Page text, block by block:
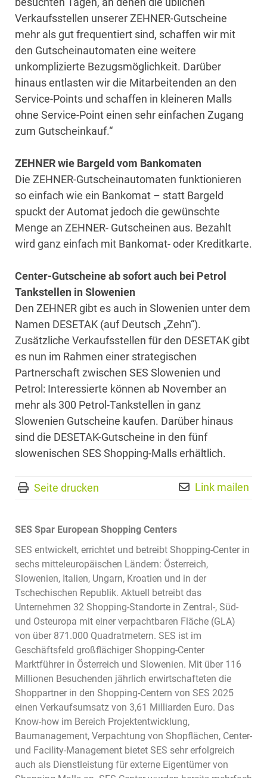
Verkaufsstellen unserer ZEHNER-Gutscheine
mehr als gut frequentiert sind, schaffen wir mit
den Gutscheinautomaten eine weitere
unkomplizierte Bezugsmöglichkeit. Darüber
hinaus entlasten wir die Mitarbeitenden an den
Service-Points und schaffen in kleineren Malls
ohne Service-Point einen sehr einfachen Zugang
zum Gutscheinkauf.“
ZEHNER wie Bargeld vom Bankomaten
Die ZEHNER-Gutscheinautomaten funktionieren
so einfach wie ein Bankomat – statt Bargeld
spuckt der Automat jedoch die gewünschte
Menge an ZEHNER- Gutscheinen aus. Bezahlt
wird ganz einfach mit Bankomat- oder Kreditkarte.
Center-Gutscheine ab sofort auch bei Petrol
Tankstellen in Slowenien
Den ZEHNER gibt es auch in Slowenien unter dem
Namen DESETAK (auf Deutsch „Zehn“).
Zusätzliche Verkaufsstellen für den DESETAK gibt
es nun im Rahmen einer strategischen
Partnerschaft zwischen SES Slowenien und
Petrol: Interessierte können ab November an
mehr als 300 Petrol-Tankstellen in ganz
Slowenien Gutscheine kaufen. Darüber hinaus
sind die DESETAK-Gutscheine in den fünf
slowenischen SES Shopping-Malls erhältlich.
Seite drucken Link mailen
SES Spar European Shopping Centers
SES entwickelt, errichtet und betreibt Shopping-Center in
sechs mitteleuropäischen Ländern: Österreich,
Slowenien, Italien, Ungarn, Kroatien und in der
Tschechischen Republik. Aktuell betreibt das
Unternehmen 32 Shopping-Standorte in Zentral-, Süd-
und Osteuropa mit einer verpachtbaren Fläche (GLA)
von über 871.000 Quadratmetern. SES ist im
Geschäftsfeld großflächiger Shopping-Center
Marktführer in Österreich und Slowenien. Mit über 116
Millionen Besuchenden jährlich erwirtschafteten die
Shoppartner in den Shopping-Centern von SES 2025
einen Verkaufsumsatz von 3,61 Milliarden Euro. Das
Know-how im Bereich Projektentwicklung,
Baumanagement, Verpachtung von Shopflächen, Center-
und Facility-Management bietet SES sehr erfolgreich
auch als Dienstleistung für externe Eigentümer von